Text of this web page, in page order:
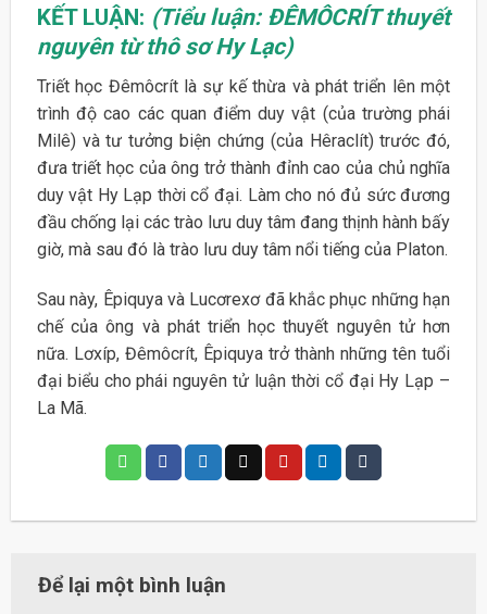
KẾT LUẬN: (Tiểu luận: ĐÊMÔCRÍT thuyết
nguyên từ thô sơ Hy Lạc)
Triết học Đêmôcrít là sự kế thừa và phát triển lên một
trình độ cao các quan điểm duy vật (của trường phái
Milê) và tư tưởng biện chứng (của Hêraclít) trước đó,
đưa triết học của ông trở thành đỉnh cao của chủ nghĩa
duy vật Hy Lạp thời cổ đại. Làm cho nó đủ sức đương
đầu chống lại các trào lưu duy tâm đang thịnh hành bấy
giờ, mà sau đó là trào lưu duy tâm nổi tiếng của Platon.
Sau này, Êpiquya và Lucơrexơ đã khắc phục những hạn
chế của ông và phát triển học thuyết nguyên tử hơn
nữa. Lơxíp, Đêmôcrít, Êpiquya trở thành những tên tuổi
đại biểu cho phái nguyên tử luận thời cổ đại Hy Lạp –
La Mã.
Để lại một bình luận